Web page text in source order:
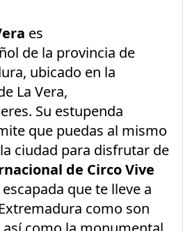
es
de la provincia de
ubicado en la
La Vera,
Su estupenda
que puedas al mismo
ciudad para disfrutar de
de Circo Vive
que te lleve a
como son